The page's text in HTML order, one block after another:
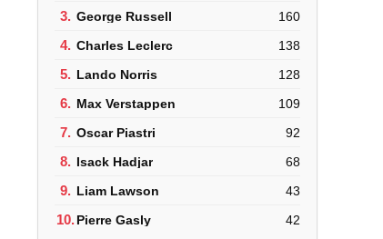
3. George Russell 160
4. Charles Leclerc 138
5. Lando Norris 128
6. Max Verstappen 109
7. Oscar Piastri 92
8. Isack Hadjar 68
9. Liam Lawson 43
10.Pierre Gasly 42